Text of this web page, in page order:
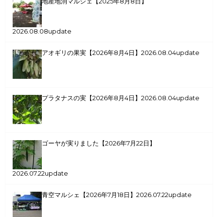
2026.08.08update
アオギリの果実【2026年8月4日】 2026.08.04update
プラタナスの実【2026年8月4日】 2026.08.04update
ゴーヤが実りました【2026年7月22日】
2026.07.22update
青空マルシェ【2026年7月18日】 2026.07.22update